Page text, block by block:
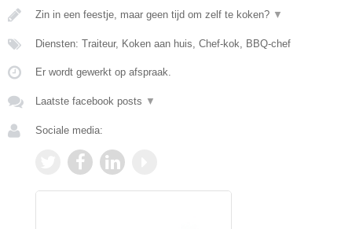
Zin in een feestje, maar geen tijd om zelf te koken? ▼
Diensten: Traiteur, Koken aan huis, Chef-kok, BBQ-chef
Er wordt gewerkt op afspraak.
Laatste facebook posts ▼
Sociale media: